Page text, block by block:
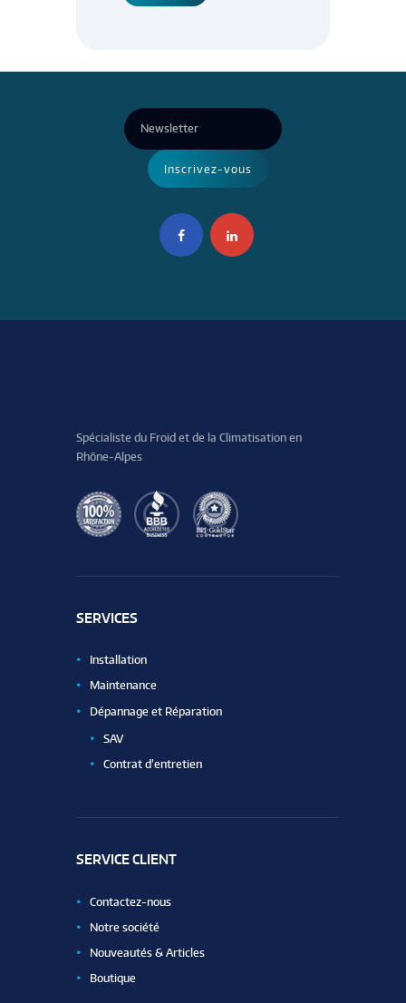
Spécialiste du Froid et de la Climatisation en
Rhône-Alpes
SERVICES
Installation
Maintenance
Dépannage et Réparation
SAV
Contrat d’entretien
SERVICE CLIENT
Contactez-nous
Notre société
Nouveautés & Articles
Boutique